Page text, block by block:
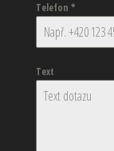
Telefon *
Text